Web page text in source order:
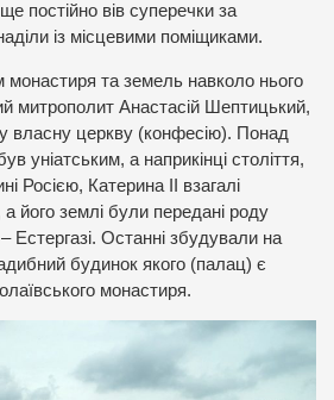
постійно вів суперечки за
із місцевими поміщиками.
монастиря та земель навколо нього
митрополит Анастасій Шептицький,
власну церкву (конфесію). Понад
уніатським, а наприкінці століття,
Росією, Катерина ІІ взагалі
а його землі були передані роду
Естергазі. Останні збудували на
будинок якого (палац) є
монастиря.